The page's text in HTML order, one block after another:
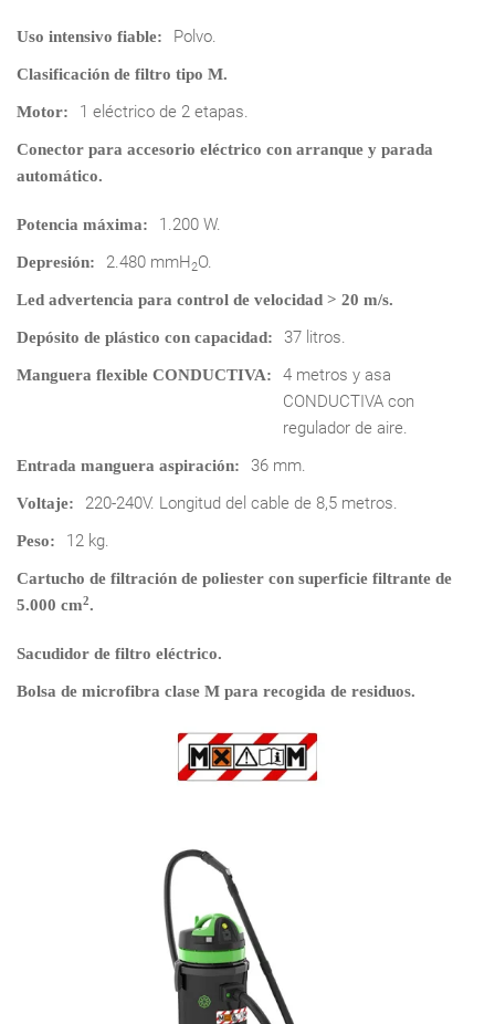
Uso intensivo fiable: Polvo.
Clasificación de filtro tipo M.
Motor: 1 eléctrico de 2 etapas.
Conector para accesorio eléctrico con arranque y parada
automático.
Potencia máxima: 1.200 W.
Depresión: 2.480 mmH2O.
Led advertencia para control de velocidad > 20 m/s.
Depósito de plástico con capacidad: 37 litros.
Manguera flexible CONDUCTIVA:
4 metros y asa
CONDUCTIVA con
regulador de aire.
Entrada manguera aspiración: 36 mm.
Voltaje: 220-240V. Longitud del cable de 8,5 metros.
Peso: 12 kg.
Cartucho de filtración de poliester con superficie filtrante de
5.000 cm2.
Sacudidor de filtro eléctrico.
Bolsa de microfibra clase M para recogida de residuos.